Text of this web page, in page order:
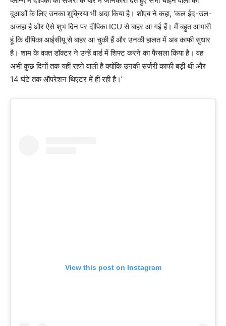
दुआओं के लिए उनका शुक्रिया भी अदा किया है। शोएब ने कहा, ‘कल ईद-उल-
अजहा है और ऐसे शुभ दिन पर दीपिका ICU से बाहर आ गई हैं। मैं बहुत आभारी
हूं कि दीपिका आईसीयू से बाहर आ चुकी हैं और उनकी हालत में अब काफी सुधार
है। शाम के वक्त डॉक्टर ने उन्हें वार्ड में शिफ्ट करने का फैसला किया है। वह
अभी कुछ दिनों तक यहीं रहने वाली है क्योंकि उनकी सर्जरी काफी बड़ी थी और
14 घंटे तक ऑपरेशन थिएटर में ही रही है।’
View this post on Instagram